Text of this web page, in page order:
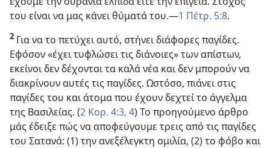
του είναι να μας κάνει θύματά του.​—1 Πέτρ. 5:8.
2 Για να το πετύχει αυτό, στήνει διάφορες παγίδες.
Εφόσον «έχει τυφλώσει τις διάνοιες» των απίστων,
εκείνοι δεν δέχονται τα καλά νέα και δεν μπορούν να
διακρίνουν αυτές τις παγίδες. Ωστόσο, πιάνει στις
παγίδες του και άτομα που έχουν δεχτεί το άγγελμα
της Βασιλείας. (2 Κορ. 4:3, 4) Το προηγούμενο άρθρο
μάς έδειξε πώς να αποφεύγουμε τρεις από τις παγίδες
του Σατανά: (1) την ανεξέλεγκτη ομιλία, (2) το φόβο και